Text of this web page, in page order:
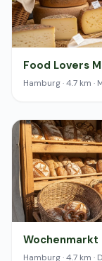
Food Lovers
Hamburg · 4.7 km
Wochenmarkt
Hamburg · 4.7 km